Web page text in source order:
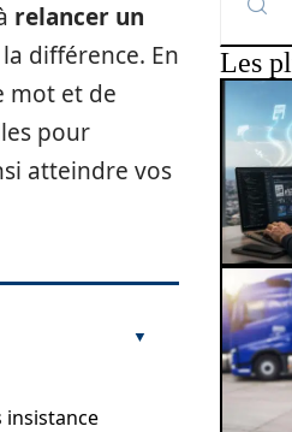
relancer un
différence. En
mot et de
pour
atteindre vos
insistance
Les